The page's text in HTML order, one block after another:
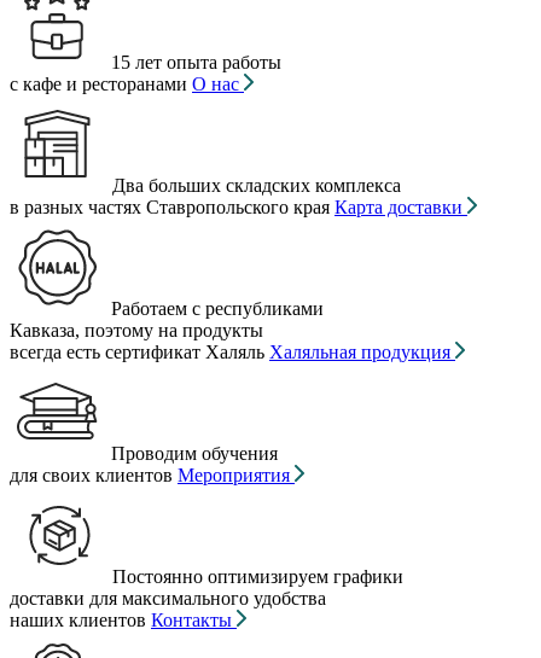
15 лет опыта работы
с кафе и ресторанами О нас
Два больших складских комплекса
в разных частях Ставропольского края Карта доставки
Работаем с республиками
Кавказа, поэтому на продукты
всегда есть сертификат Халяль Халяльная продукция
Проводим обучения
для своих клиентов Мероприятия
Постоянно оптимизируем графики
доставки для максимального удобства
наших клиентов Контакты